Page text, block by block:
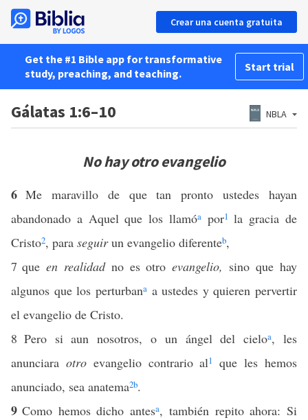
Crear una cuenta gratuita
Get the #1 Bible app for transformative
study, preaching, and teaching.
Start trial
Gálatas 1:6–10 NBLA
No hay otro evangelio
6 Me maravillo de que tan pronto ustedes hayan
abandonado a Aquel que los llamóapor1 la gracia de
Cristo2, para seguirun evangelio diferenteb,
7 que en realidadno es otroevangelio, sino que hay
algunos que los perturbanaa ustedes y quieren pervertir
el evangelio de Cristo.
8 Pero si aun nosotros, o un ángel del cieloa, les
anunciara otroevangelio contrario al1
que les hemos
anunciado, sea anatema2b.
9 Como hemos dicho antesa, también repito ahora: Si